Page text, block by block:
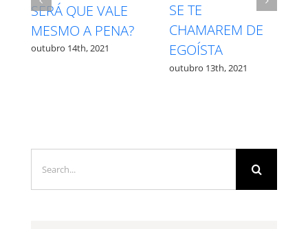
INTUIÇÃO X
MEDO – QUAL É
QUAL?
RESPEITE SEU
PROCESSO
outubro 27th, 2021
for: